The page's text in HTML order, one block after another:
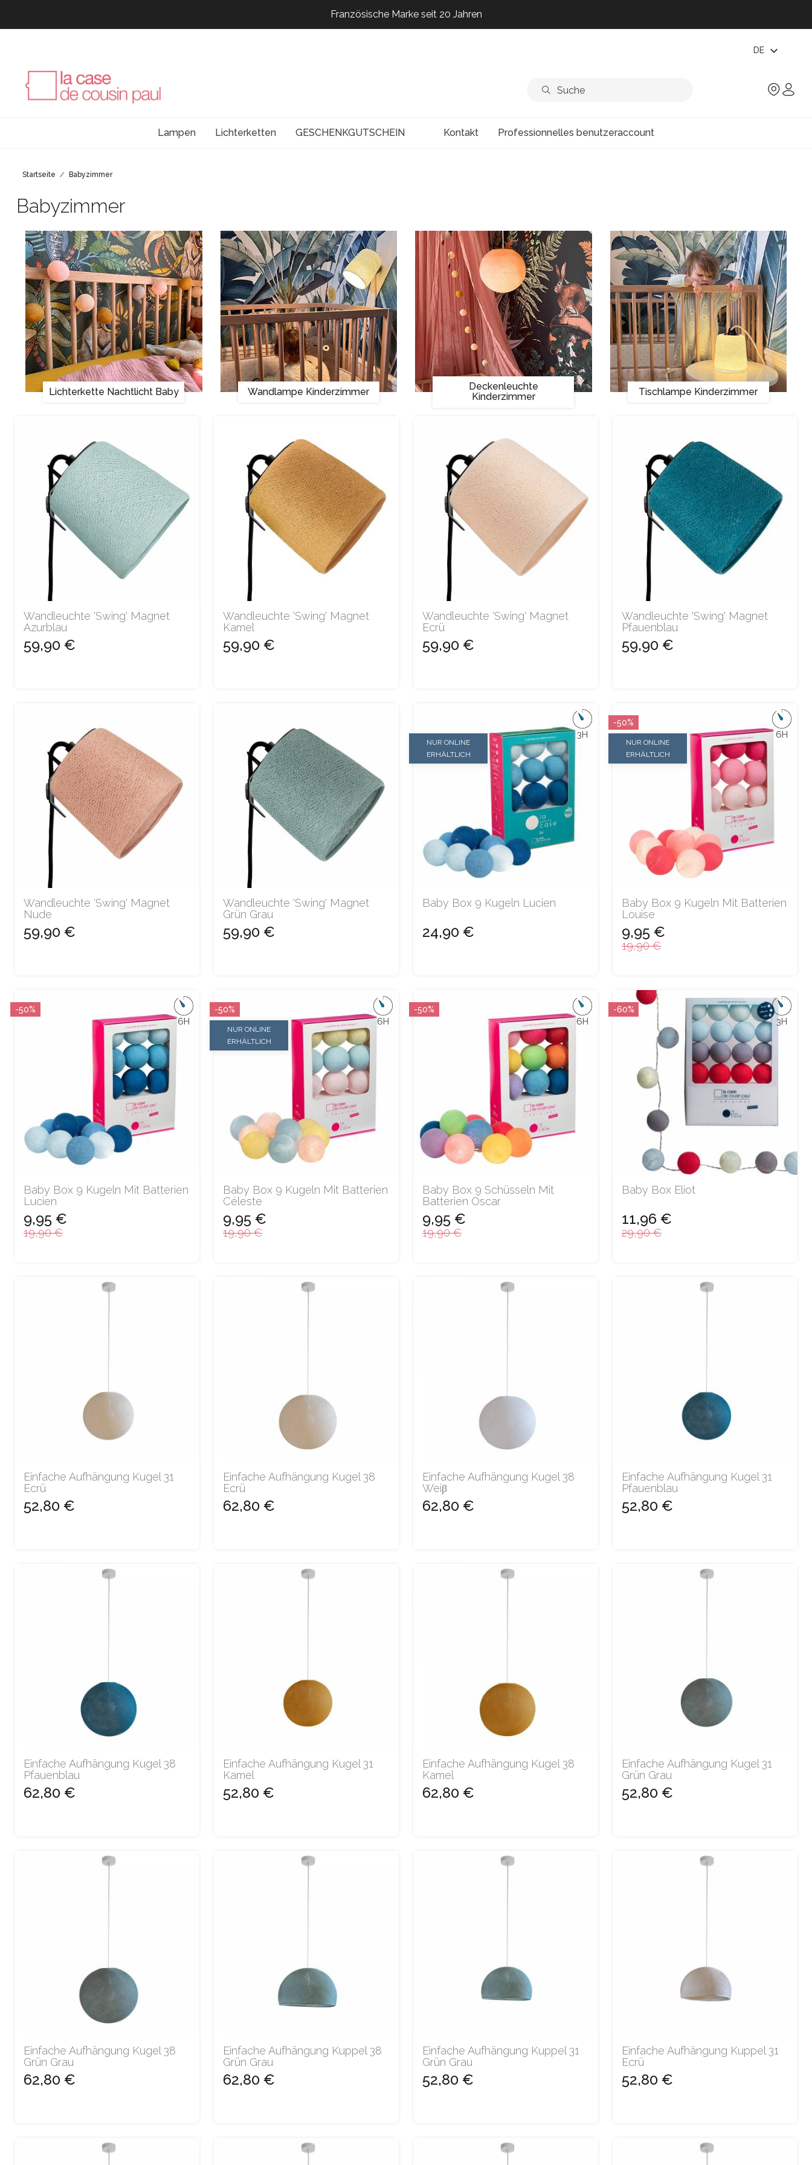
Französische Marke seit 20 Jahren
Französische Marke seit 20 Jahren
DE expand_more
Lampen Lichterketten GESCHENKGUTSCHEIN Kontakt Professionnelles benutzeraccount
Startseite Babyzimmer
Babyzimmer
Lichterkette Nachtlicht Baby Wandlampe Kinderzimmer
Deckenleuchte
Kinderzimmer
Tischlampe Kinderzimmer
Wandleuchte 'Swing' Magnet
Azurblau
59,90 €
Wandleuchte 'Swing' Magnet
Kamel
59,90 €
Wandleuchte 'Swing' Magnet
Ecrü
59,90 €
Wandleuchte 'Swing' Magnet
Pfauenblau
59,90 €
Wandleuchte 'Swing' Magnet
Nude
59,90 €
Wandleuchte 'Swing' Magnet
Grün Grau
59,90 €
NUR ONLINE
ERHÄLTLICH
3H
Baby Box 9 Kugeln Lucien
24,90 €
NUR ONLINE
ERHÄLTLICH
-50%
6H
Baby Box 9 Kugeln Mit Batterien
Louise
9,95 €
19,90 €
-50%
6H
Baby Box 9 Kugeln Mit Batterien
Lucien
9,95 €
19,90 €
NUR ONLINE
ERHÄLTLICH
-50%
6H
Baby Box 9 Kugeln Mit Batterien
Céleste
9,95 €
19,90 €
-50%
6H
Baby Box 9 Schüsseln Mit
Batterien Oscar
9,95 €
19,90 €
-60%
3H
Baby Box Eliot
11,96 €
29,90 €
Einfache Aufhängung Kugel 31
Ecrü
52,80 €
Einfache Aufhängung Kugel 38
Ecrü
62,80 €
Einfache Aufhängung Kugel 38
Weiβ
62,80 €
Einfache Aufhängung Kugel 31
Pfauenblau
52,80 €
Einfache Aufhängung Kugel 38
Pfauenblau
62,80 €
Einfache Aufhängung Kugel 31
Kamel
52,80 €
Einfache Aufhängung Kugel 38
Kamel
62,80 €
Einfache Aufhängung Kugel 31
Grün Grau
52,80 €
Einfache Aufhängung Kugel 38
Grün Grau
62,80 €
Einfache Aufhängung Kuppel 38
Grün Grau
62,80 €
Einfache Aufhängung Kuppel 31
Grün Grau
52,80 €
Einfache Aufhängung Kuppel 31
Ecrü
52,80 €